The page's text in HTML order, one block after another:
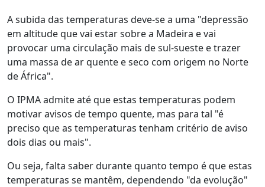
A subida das temperaturas deve-se a uma "depressão
em altitude que vai estar sobre a Madeira e vai
provocar uma circulação mais de sul-sueste e trazer
uma massa de ar quente e seco com origem no Norte
de África".
O IPMA admite até que estas temperaturas podem
motivar avisos de tempo quente, mas para tal "é
preciso que as temperaturas tenham critério de aviso
dois dias ou mais".
Ou seja, falta saber durante quanto tempo é que estas
temperaturas se mantêm, dependendo "da evolução"